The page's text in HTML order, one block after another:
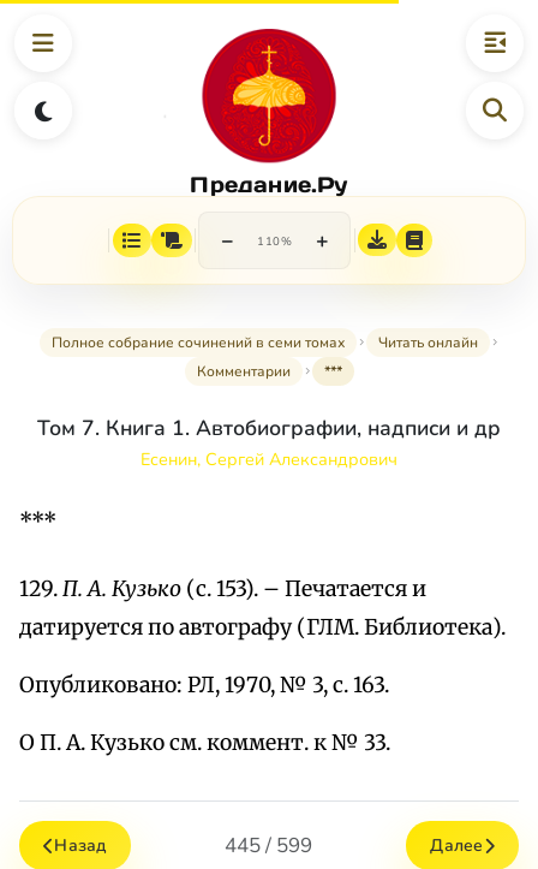
Предание.Ру
− 110% +
Полное собрание сочинений в семи томах
Читать онлайн
Комментарии
***
Том 7. Книга 1. Автобиографии, надписи и др
Есенин, Сергей Александрович
***
129.П. А. Кузько (с. 153). – Печатается и
датируется по автографу (ГЛМ. Библиотека).
Опубликовано: РЛ, 1970, № 3, с. 163.
О П. А. Кузько см. коммент. к № 33.
Назад 445 / 599 Далее